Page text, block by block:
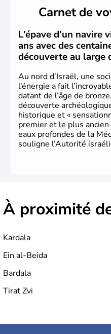
vrai essor économique
Carnet de
L’épave d’un navire
ans avec des
découverte au large
Au nord d’Israël, une
l’énergie a fait
datant de l’âge de
découverte
historique et «
premier et le plus
eaux profondes de la
souligne l’Autorité
À proximité
Kardala
Ein al-Beida
Bardala
Tirat Zvi